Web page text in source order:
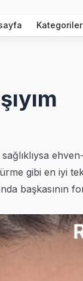
Kategoriler
gibi en iyi
başkasının